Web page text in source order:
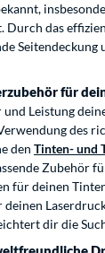
Durch das
Seitendeckung
für
und Leistung
des
den Tinten- und
Zubehör
für deinen
deinen
dir die